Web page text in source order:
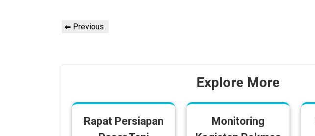
Post
Previous
Previous
Explore More
Rapat Persiapan
Monitoring